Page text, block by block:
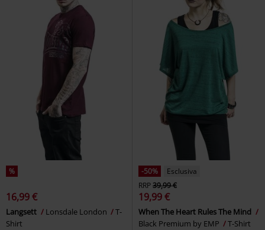
%
16,99 €
Langsett Lonsdale London
T-
Shirt
-50%
Esclusiva
RRP39,99 €
19,99 €
When The Heart Rules The Mind
Black Premium by EMP
T-Shirt